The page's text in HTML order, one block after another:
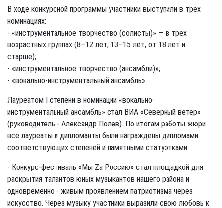
В ходе конкурсной программы участники выступили в трех
номинациях:
- «инструментальное творчество (солисты)» — в трех
возрастных группах (8–12 лет, 13–15 лет, от 18 лет и
старше);
- «инструментальное творчество (ансамбли)»;
- «вокально-инструментальный ансамбль».
Лауреатом I степени в номинации «вокально-
инструментальный ансамбль» стал ВИА «Северный ветер»
(руководитель - Александр Полев). По итогам работы жюри
все лауреаты и дипломанты были награждены дипломами
соответствующих степеней и памятными статуэтками.
- Конкурс-фестиваль «Мы Za Россию» стал площадкой для
раскрытия талантов юных музыкантов нашего района и
одновременно - живым проявлением патриотизма через
искусство. Через музыку участники выразили свою любовь к